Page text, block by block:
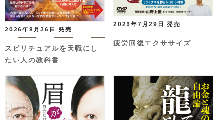
2026年8月26日 発売
スピリチュアルを天職にし
たい人の教科書
2026年7月29日 発売
疲労回復エクササイズ